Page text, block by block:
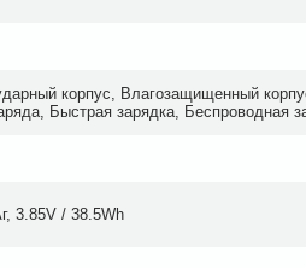
корпус, Влагозащищенный
Быстрая зарядка, Беспроводная
3.85V / 38.5Wh